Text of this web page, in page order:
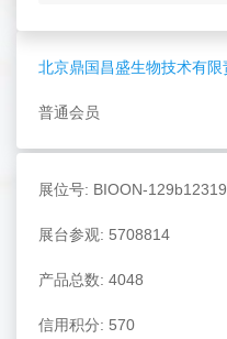
北京鼎国昌盛生物技术有限
普通会员
展位号: BIOON-
展台参观: 5708814
产品总数: 4048
信用积分: 570